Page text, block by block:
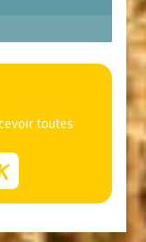
toutes